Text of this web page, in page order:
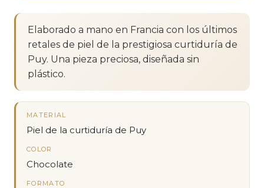
Elaborado a mano en Francia con los últimos
retales de piel de la prestigiosa curtiduría de
Puy. Una pieza preciosa, diseñada sin
plástico.
MATERIAL
Piel de la curtiduría de Puy
COLOR
Chocolate
FORMATO